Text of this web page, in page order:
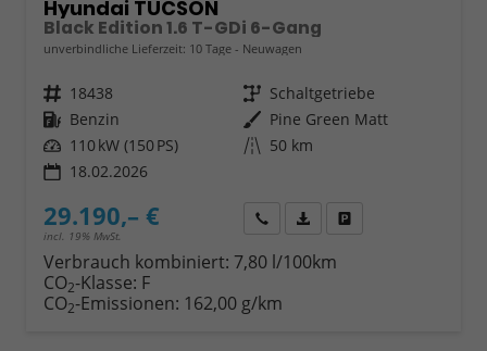
Hyundai TUCSON
Black Edition 1.6 T-GDi 6-Gang
unverbindliche Lieferzeit: 10 Tage Neuwagen
Fahrzeugnr. 18438 Getriebe Schaltgetriebe
Kraftstoff Benzin Außenfarbe Pine Green Matt
Leistung 110 kW (150 PS) Kilometerstand 50 km
18.02.2026
29.190,– €
incl. 19% MwSt.
Wir rufen Sie anFahrzeugexposé (PDF)
Verbrauch kombiniert: 7,80 l/100km
CO2-Klasse: F
CO2-Emissionen: 162,00 g/km